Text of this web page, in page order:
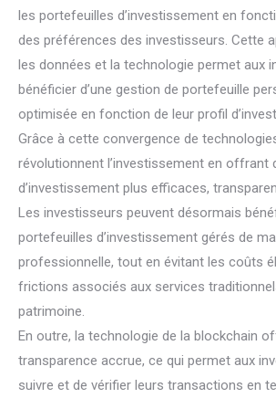
les portefeuilles d’investissement en
des préférences des investisseurs. Cette
les données et la technologie permet aux
bénéficier d’une gestion de portefeuille
optimisée en fonction de leur profil
Grâce à cette convergence de
révolutionnent l’investissement en offrant
d’investissement plus efficaces,
Les investisseurs peuvent désormais
portefeuilles d’investissement gérés de
professionnelle, tout en évitant les coûts
frictions associés aux services
patrimoine.
En outre, la technologie de la blockchain
transparence accrue, ce qui permet aux
suivre et de vérifier leurs transactions en